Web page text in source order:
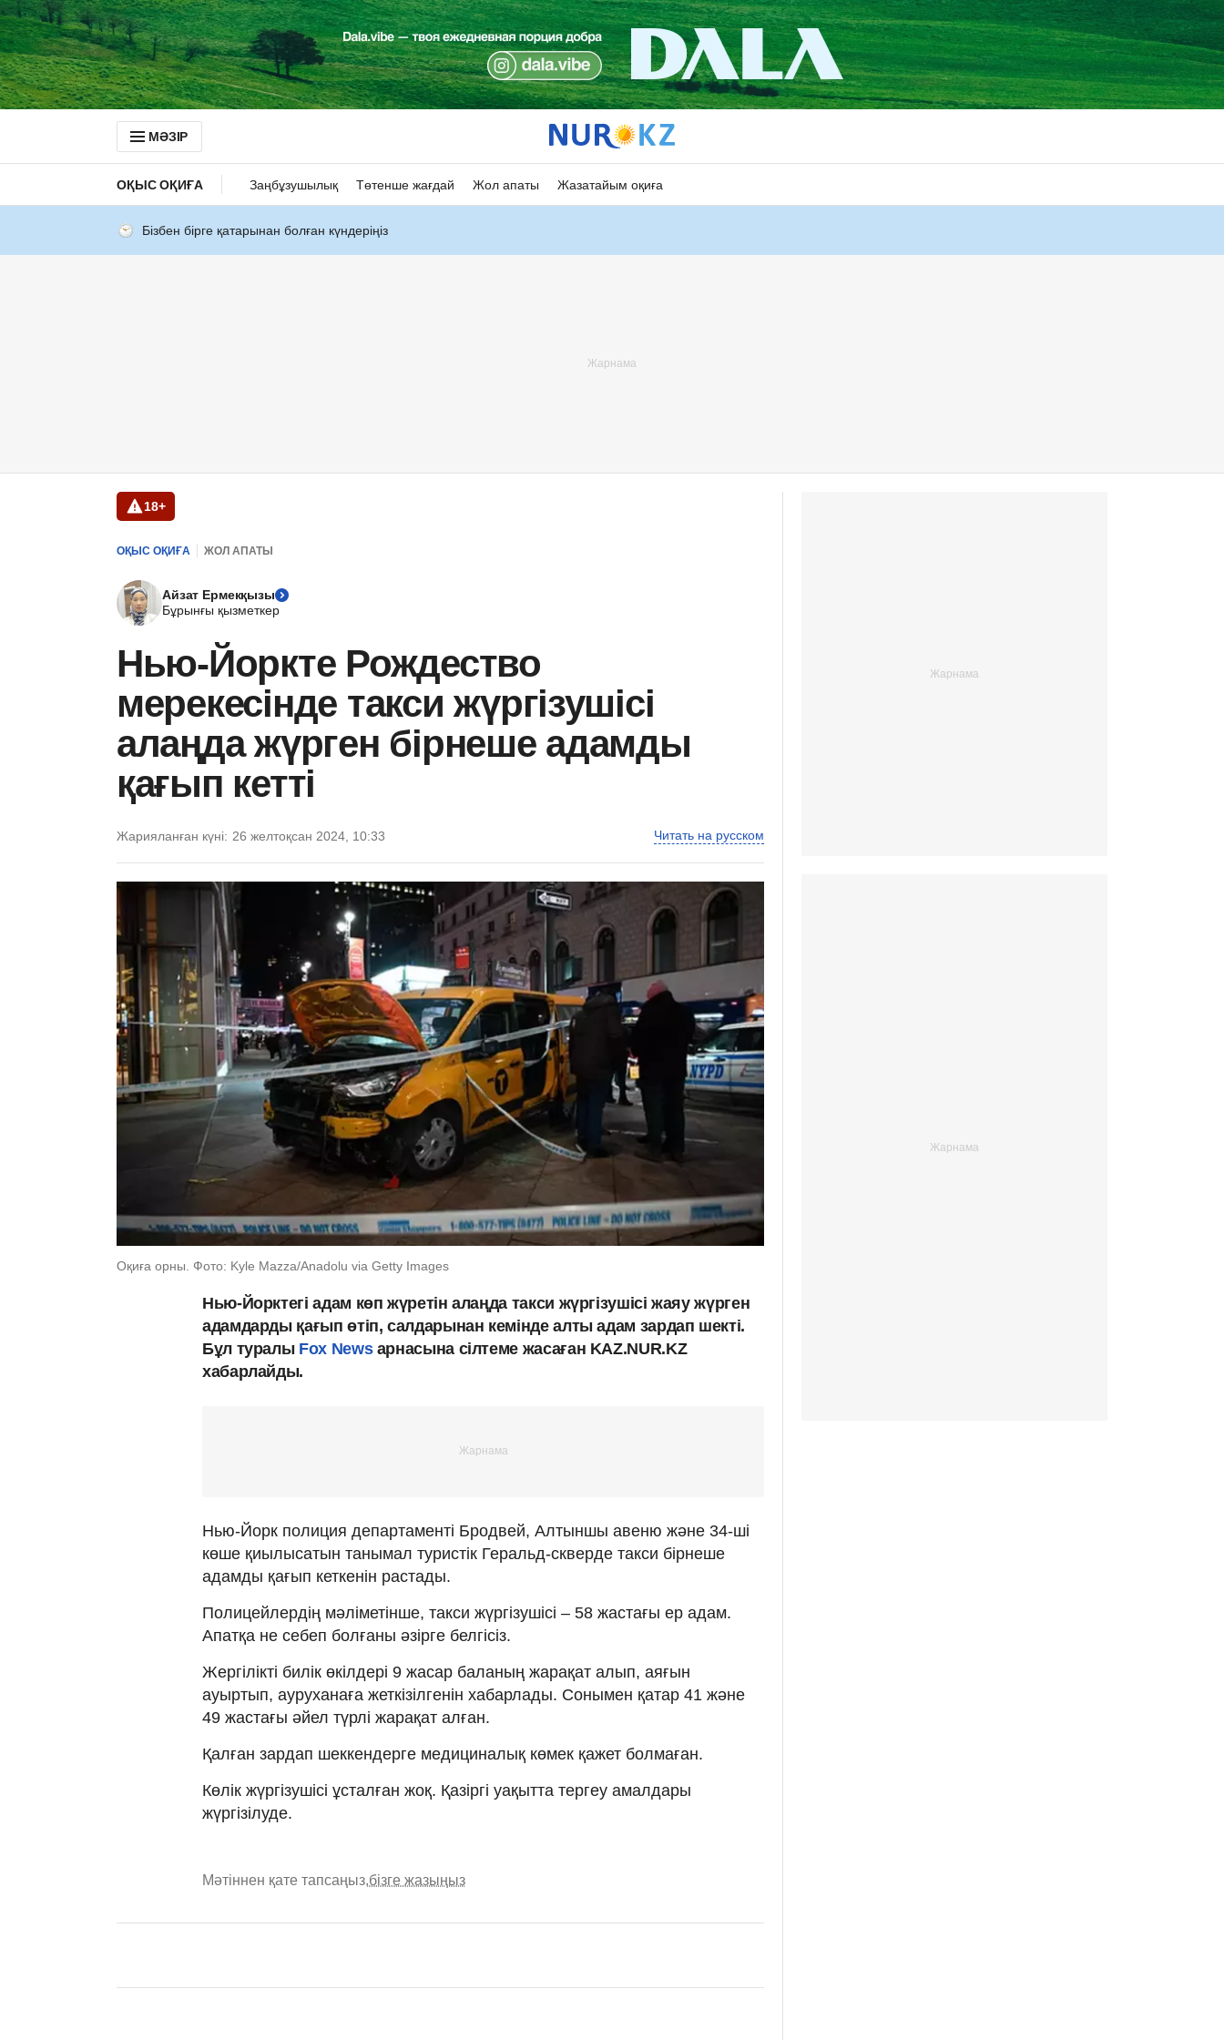
МӘЗІР
ОҚЫС ОҚИҒА Заңбұзушылық Төтенше жағдай Жол апаты Жазатайым оқиға
Бізбен бірге қатарынан болған күндеріңіз
18+
ОҚЫС ОҚИҒА ЖОЛ АПАТЫ
Айзат Ермекқызы
Бұрынғы қызметкер
Нью-Йоркте Рождество
мерекесінде такси жүргізушісі
алаңда жүрген бірнеше адамды
қағып кетті
Жарияланған күні: 26 желтоқсан 2024, 10:33 Читать на русском
Оқиға орны. Фото: Kyle Mazza/Anadolu via Getty Images
Нью-Йорктегі адам көп жүретін алаңда такси жүргізушісі жаяу жүрген
адамдарды қағып өтіп, салдарынан кемінде алты адам зардап шекті.
Бұл туралыFox News арнасына сілтеме жасаған KAZ.NUR.KZ
хабарлайды.
Нью-Йорк полиция департаменті Бродвей, Алтыншы авеню және 34-ші
көше қиылысатын танымал туристік Геральд-скверде такси бірнеше
адамды қағып кеткенін растады.
Полицейлердің мәліметінше, такси жүргізушісі – 58 жастағы ер адам.
Апатқа не себеп болғаны әзірге белгісіз.
Жергілікті билік өкілдері 9 жасар баланың жарақат алып, аяғын
ауыртып, ауруханаға жеткізілгенін хабарлады. Сонымен қатар 41 және
49 жастағы әйел түрлі жарақат алған.
Қалған зардап шеккендерге медициналық көмек қажет болмаған.
Көлік жүргізушісі ұсталған жоқ. Қазіргі уақытта тергеу амалдары
жүргізілуде.
Мәтіннен қате тапсаңыз,бізге жазыңыз